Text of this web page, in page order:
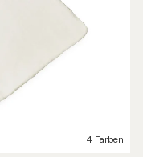
4 Farben